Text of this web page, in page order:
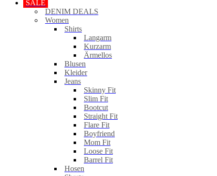
SALE
DENIM DEALS
Women
Shirts
Langarm
Kurzarm
Ärmellos
Blusen
Kleider
Jeans
Skinny Fit
Slim Fit
Bootcut
Straight Fit
Flare Fit
Boyfriend
Mom Fit
Loose Fit
Barrel Fit
Hosen